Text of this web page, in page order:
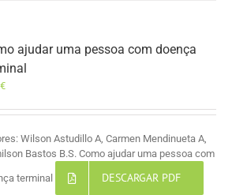
ajudar uma pessoa com doença
€
Wilson Astudillo A, Carmen Mendinueta A,
Bastos B.S. Como ajudar uma pessoa com
terminal DESCARGAR PDF